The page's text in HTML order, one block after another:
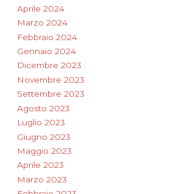
Aprile 2024
Marzo 2024
Febbraio 2024
Gennaio 2024
Dicembre 2023
Novembre 2023
Settembre 2023
Agosto 2023
Luglio 2023
Giugno 2023
Maggio 2023
Aprile 2023
Marzo 2023